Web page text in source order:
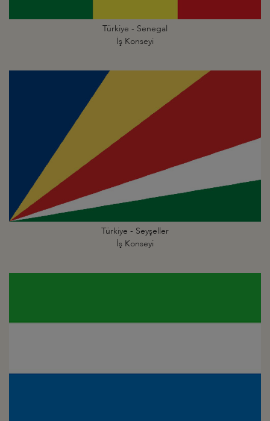
Türkiye - Senegal
İş Konseyi
Türkiye - Seyşeller
İş Konseyi